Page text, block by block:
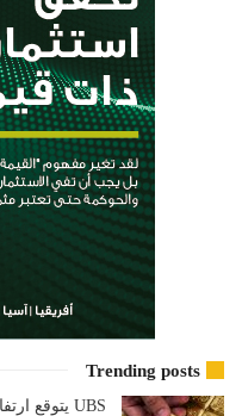
Trending posts
UBS يتوقع ارتفاع الذهب إلى 5000 دولار في 2027